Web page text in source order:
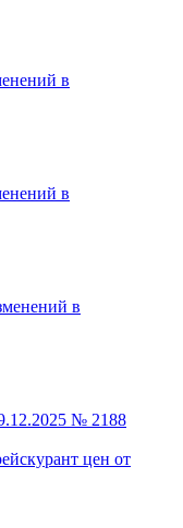
в
в
в
№ 2188
цен от